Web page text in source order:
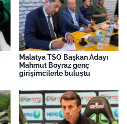
Malatya TSO Başkan Adayı
Mahmut Boyraz genç
girişimcilerle buluştu